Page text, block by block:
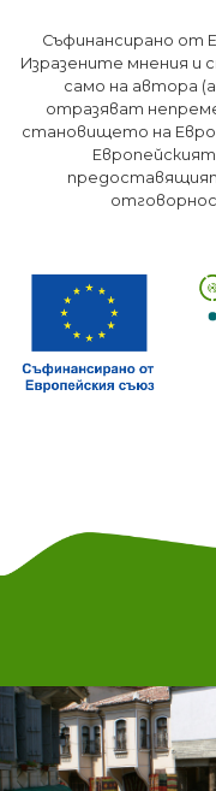
Съфинансирано от
Изразените мнения и
само на автора
отразяват
становището на